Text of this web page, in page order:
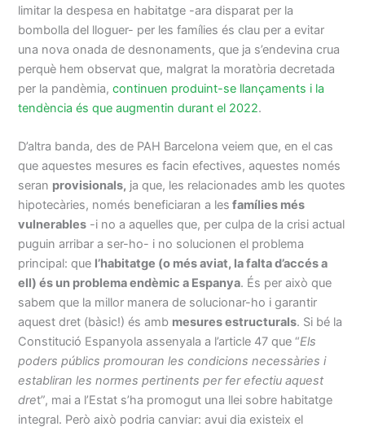
limitar la despesa en habitatge -ara disparat per la
bombolla del lloguer- per les famílies és clau per a evitar
una nova onada de desnonaments, que ja s’endevina crua
perquè hem observat que, malgrat la moratòria decretada
per la pandèmia,continuen produint-se llançaments i la
tendència és que augmentin durant el 2022.
D’altra banda, des de PAH Barcelona veiem que, en el cas
que aquestes mesures es facin efectives, aquestes només
seran provisionals, ja que, les relacionades amb les quotes
hipotecàries, només beneficiaran a les famílies més
vulnerables -i no a aquelles que, per culpa de la crisi actual
puguin arribar a ser-ho- i no solucionen el problema
principal: que l’habitatge (o més aviat, la falta d’accés a
ell) és un problema endèmic a Espanya. És per això que
sabem que la millor manera de solucionar-ho i garantir
aquest dret (bàsic!) és amb mesures estructurals. Si bé la
Constitució Espanyola assenyala a l’article 47 que “Els
poders públics promouran les condicions necessàries i
establiran les normes pertinents per fer efectiu aquest
dret”, mai a l’Estat s’ha promogut una llei sobre habitatge
integral. Però això podria canviar: avui dia existeix el